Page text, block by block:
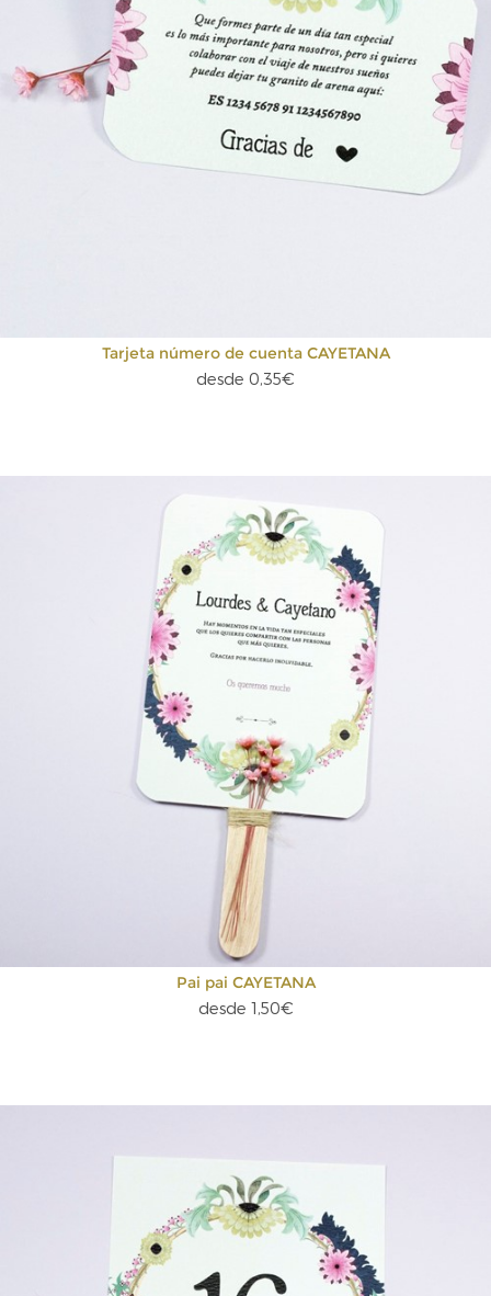
Tarjeta número de cuenta CAYETANA
desde 0,35€
Pai pai CAYETANA
desde 1,50€